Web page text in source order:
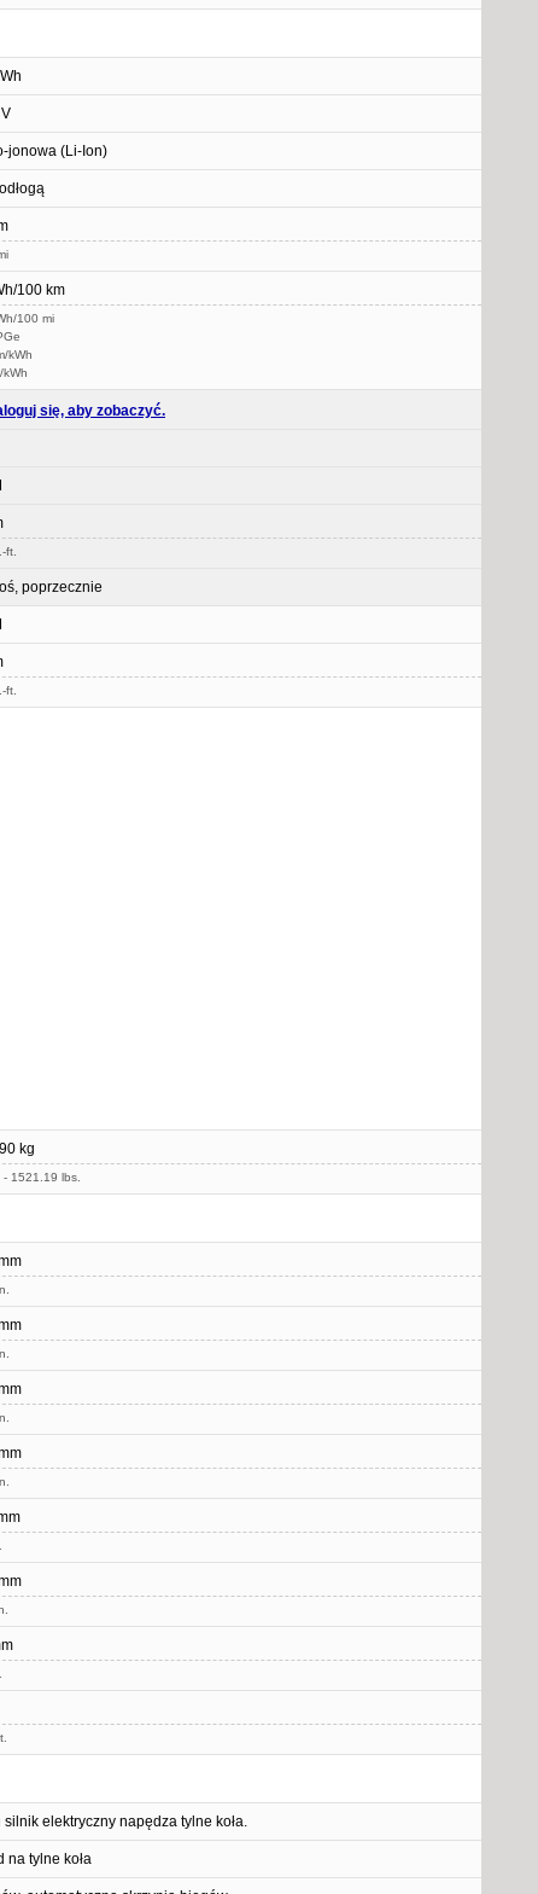
jonowa (Li-Ion)
100 km
100 mi
kWh
kWh
się, aby zobaczyć.
ft.
poprzecznie
ft.
kg
- 1521.19 lbs.
silnik elektryczny napędza tylne koła.
na tylne koła